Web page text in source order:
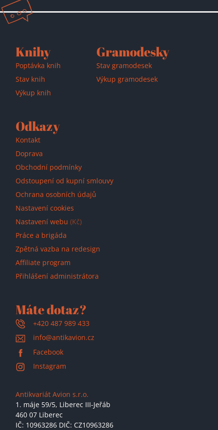
Přidáno do košíku!
Knihy
Poptávka knih
Stav knih
Výkup knih
Gramodesky
Stav gramodesek
Výkup gramodesek
Odkazy
Kontakt
Doprava
Obchodní podmínky
Odstoupení od kupní smlouvy
Ochrana osobních údajů
Nastavení cookies
Nastavení webu (Kč)
Práce a brigáda
Zpětná vazba na redesign
Affiliate program
Přihlášení administrátora
Máte dotaz?
+420 487 989 433
info@antikavion.cz
Facebook
Instagram
Antikvariát Avion s.r.o.
1. máje 59/5, Liberec III-Jeřáb
460 07 Liberec
IČ: 10963286 DIČ: CZ10963286